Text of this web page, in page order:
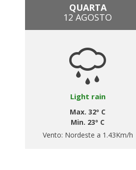
QUARTA
12 AGOSTO
Light rain
Max. 32º C
Min. 23º C
Vento: Nordeste a 1.43Km/h